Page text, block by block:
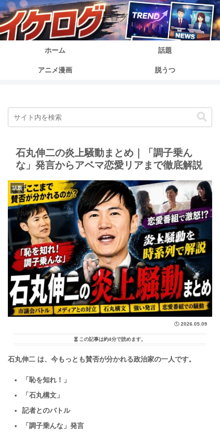
イケログ
ホーム 話題
アニメ漫画 脱うつ
石丸伸二の炎上騒動まとめ｜「調子乗ん
な」発言からアベマ恋愛リアまで徹底解説
話題
2026.05.09
この記事は約4分で読めます。
石丸伸二 は、今もっとも賛否が分かれる政治家の一人です。
「恥を知れ！」
「石丸構文」
記者とのバトル
「調子乗んな」発言